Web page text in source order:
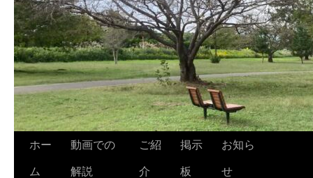
ス
キ
ッ
プ
ホー
ム
動画での
解説
ご紹
介
掲示
板
お知ら
せ